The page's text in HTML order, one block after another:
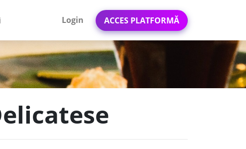
Login ACCES PLATFORMĂ